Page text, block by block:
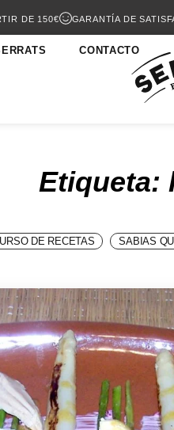
DE 150€ GARANTÍA DE
CONTACTO
Etiqueta:
DE RECETAS SABIAS